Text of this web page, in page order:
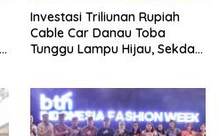
Investasi Triliunan Rupiah
Cable Car Danau Toba
Tunggu Lampu Hijau, Sekda